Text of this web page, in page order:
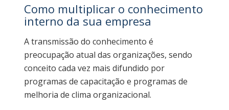
Como multiplicar o conhecimento
interno da sua empresa
A transmissão do conhecimento é
preocupação atual das organizações, sendo
conceito cada vez mais difundido por
programas de capacitação e programas de
melhoria de clima organizacional.